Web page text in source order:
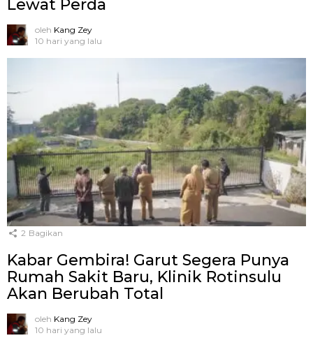
Lewat Perda
oleh Kang Zey
10 hari yang lalu
2 Bagikan
Kabar Gembira! Garut Segera Punya
Rumah Sakit Baru, Klinik Rotinsulu
Akan Berubah Total
oleh Kang Zey
10 hari yang lalu